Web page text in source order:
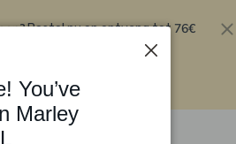
Bestel nu en ontvang tot 76€
You’ve
Marley